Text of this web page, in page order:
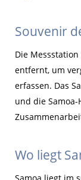
Souvenir
Die
entfernt, um
erfassen. Das
und die
Wo liegt